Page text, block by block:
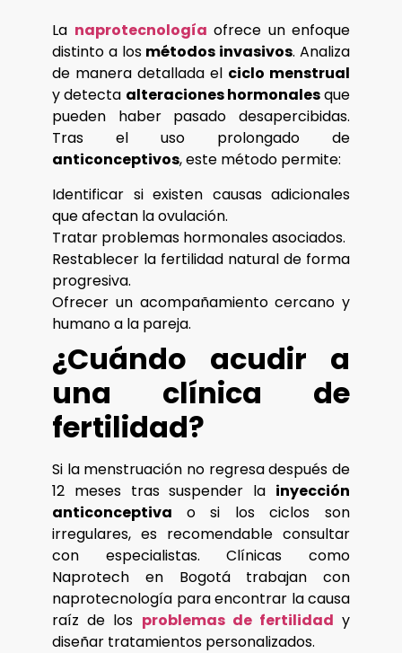
La naprotecnología ofrece un enfoque
distinto a los métodos invasivos. Analiza
de manera detallada el ciclo menstrual
y detecta alteraciones hormonalesque
pueden haber pasado desapercibidas.
Tras el uso prolongado de
anticonceptivos, este método permite:
Identificar si existen causas adicionales
que afectan la ovulación.
Tratar problemas hormonales asociados.
Restablecer la fertilidad natural de forma
progresiva.
Ofrecer un acompañamiento cercano y
humano a la pareja.
¿Cuándo acudir a
una clínica de
fertilidad?
Si la menstruación no regresa después de
12 meses tras suspender la inyección
anticonceptiva o si los ciclos son
irregulares, es recomendable consultar
con especialistas. Clínicas como
Naprotech en Bogotá trabajan con
naprotecnología para encontrar la causa
raíz de los problemas de fertilidad y
diseñar tratamientos personalizados.